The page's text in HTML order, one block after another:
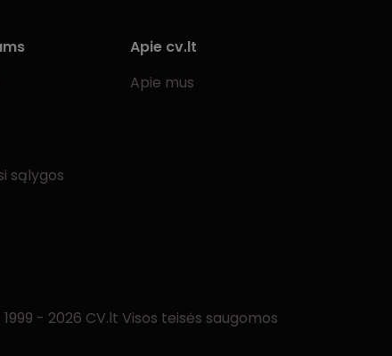
sąlygos
Apie cv.lt
Apie mus
- 2026 CV.lt Visos teisės saugomos